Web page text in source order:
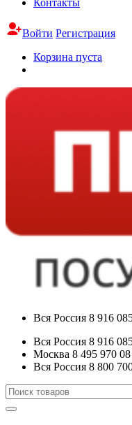
Контакты
Войти Регистрация
Корзина пуста
Вся Россия 8 916
Вся Россия 8 916
Москва 8 495 970
Вся Россия 8 800
Искать: